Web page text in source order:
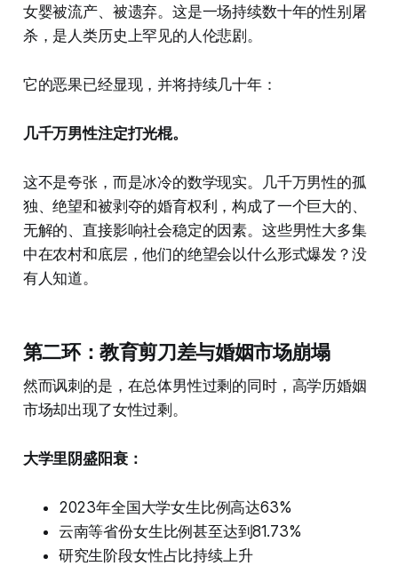
女婴被流产、被遗弃。这是一场持续数十年的性别屠
杀，是人类历史上罕见的人伦悲剧。
它的恶果已经显现，并将持续几十年：
几千万男性注定打光棍。
这不是夸张，而是冰冷的数学现实。几千万男性的孤
独、绝望和被剥夺的婚育权利，构成了一个巨大的、
无解的、直接影响社会稳定的因素。这些男性大多集
中在农村和底层，他们的绝望会以什么形式爆发？没
有人知道。
第二环：教育剪刀差与婚姻市场崩塌
然而讽刺的是，在总体男性过剩的同时，高学历婚姻
市场却出现了女性过剩。
大学里阴盛阳衰：
2023年全国大学女生比例高达63%
云南等省份女生比例甚至达到81.73%
研究生阶段女性占比持续上升